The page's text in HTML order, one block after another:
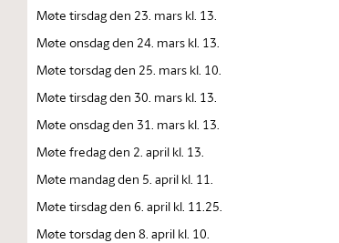
Møte tirsdag den 23. mars kl. 13.
Møte onsdag den 24. mars kl. 13.
Møte torsdag den 25. mars kl. 10.
Møte tirsdag den 30. mars kl. 13.
Møte onsdag den 31. mars kl. 13.
Møte fredag den 2. april kl. 13.
Møte mandag den 5. april kl. 11.
Møte tirsdag den 6. april kl. 11.25.
Møte torsdag den 8. april kl. 10.